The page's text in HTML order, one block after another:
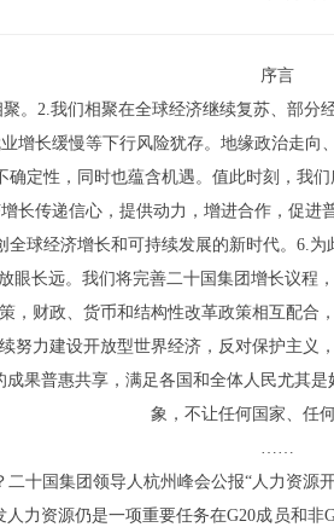
序言
。2.我们相聚在全球经济继续复苏、部
增长缓慢等下行风险犹存。地缘政治走
定性，同时也蕴含机遇。值此时刻，我
长传递信心，提供动力，增进合作，促
球经济增长和可持续发展的新时代。6.
长远。我们将完善二十国集团增长议程
财政、货币和结构性改革政策相互配合
力建设开放型世界经济，反对保护主义
普惠共享，满足各国和全体人民尤其
象，不让任何国家、任何
……
十国集团领导人杭州峰会公报“人力资
力资源仍是一项重要任务在G20成员和